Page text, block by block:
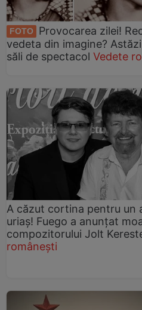
FOTO
Provocarea zilei!
vedeta din imagine?
săli de spectacol Vedete
A căzut cortina pentru un
uriaș! Fuego a anunțat
compozitorului Jolt
românești